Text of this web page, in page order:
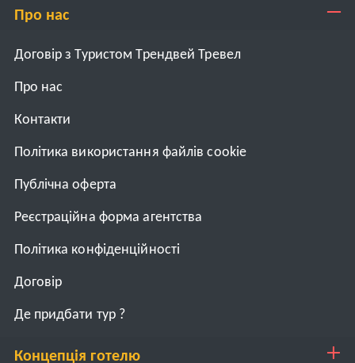
Про нас
Договір з Туристом Трендвей Тревел
Про нас
Контакти
Політика використання файлів cookie
Публічна оферта
Реєстраційна форма агентства
Політика конфіденційності
Договiр
Де придбати тур ?
Концепція готелю